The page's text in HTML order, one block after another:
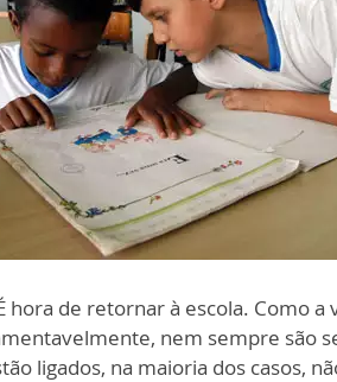
hora de retornar à escola. Como a
nem sempre são
ligados, na maioria dos casos,